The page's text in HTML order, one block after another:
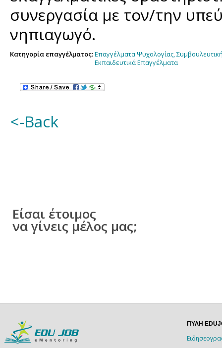
συνεργασία με τον/την
νηπιαγωγό.
Κατηγορία επαγγέλματος:Επαγγέλματα Ψυχολογίας,
Εκπαιδευτικά Επαγγέλματα
<-Back
Είσαι έτοιμος
να γίνεις μέλος μας;
ΠΥΛΗ